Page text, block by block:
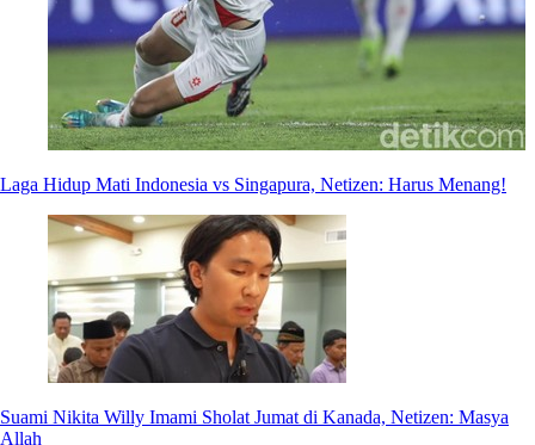
Laga Hidup Mati Indonesia vs Singapura, Netizen: Harus Menang!
Suami Nikita Willy Imami Sholat Jumat di Kanada, Netizen: Masya
Allah